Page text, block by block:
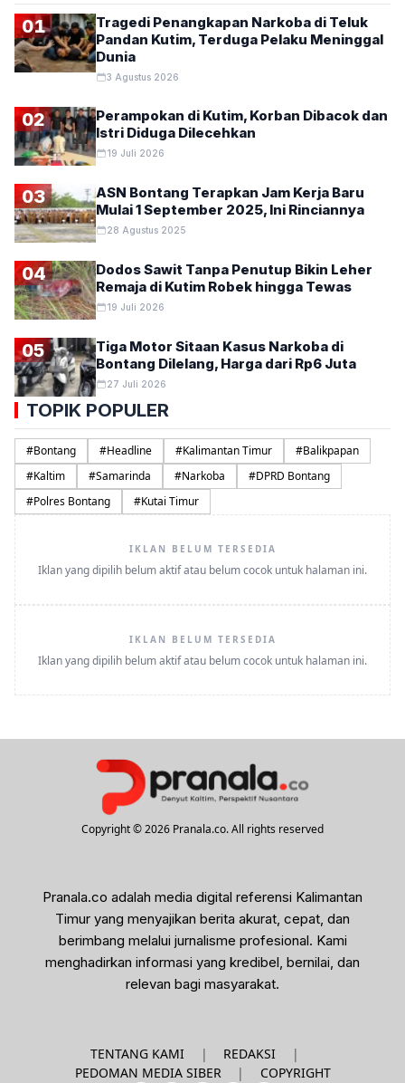
01
Tragedi Penangkapan Narkoba di Teluk
Pandan Kutim, Terduga Pelaku Meninggal
Dunia
3 Agustus 2026
02
Perampokan di Kutim, Korban Dibacok dan
Istri Diduga Dilecehkan
19 Juli 2026
03
ASN Bontang Terapkan Jam Kerja Baru
Mulai 1 September 2025, Ini Rinciannya
28 Agustus 2025
04
Dodos Sawit Tanpa Penutup Bikin Leher
Remaja di Kutim Robek hingga Tewas
19 Juli 2026
05
Tiga Motor Sitaan Kasus Narkoba di
Bontang Dilelang, Harga dari Rp6 Juta
27 Juli 2026
TOPIK POPULER
#Bontang #Headline #Kalimantan Timur #Balikpapan
#Kaltim #Samarinda #Narkoba #DPRD Bontang
#Polres Bontang #Kutai Timur
IKLAN BELUM TERSEDIA
Iklan yang dipilih belum aktif atau belum cocok untuk halaman ini.
IKLAN BELUM TERSEDIA
Iklan yang dipilih belum aktif atau belum cocok untuk halaman ini.
Copyright © 2026 Pranala.co. All rights reserved
Pranala.co adalah media digital referensi Kalimantan
Timur yang menyajikan berita akurat, cepat, dan
berimbang melalui jurnalisme profesional. Kami
menghadirkan informasi yang kredibel, bernilai, dan
relevan bagi masyarakat.
TENTANG KAMI | REDAKSI
|
PEDOMAN MEDIA SIBER
| COPYRIGHT